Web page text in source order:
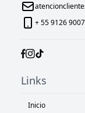
+ 55 9126 9007
Links
Inicio